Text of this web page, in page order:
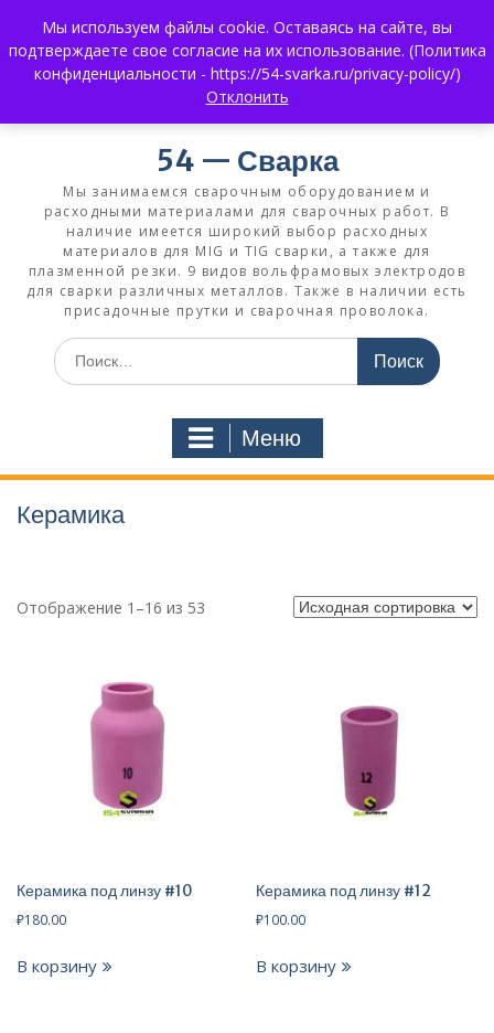
содержимому
+7 (383) 375-0008
3750008@mail.ru
What's App:
+7 930 858 02 99
54 — Сварка
Мы занимаемся сварочным оборудованием и
расходными материалами для сварочных работ. В
наличие имеется широкий выбор расходных
материалов для MIG и TIG сварки, а также для
плазменной резки. 9 видов вольфрамовых электродов
для сварки различных металлов. Также в наличии есть
присадочные прутки и сварочная проволока.
Искать:
Меню
Керамика
Отображение 1–16 из 53
Керамика под линзу #10
₽180.00
В корзину
Керамика под линзу #12
₽100.00
В корзину
Мы используем файлы cookie. Оставаясь на сайте, вы
подтверждаете свое согласие на их использование. (Политика
конфиденциальности - https://54-svarka.ru/privacy-policy/)
Отклонить